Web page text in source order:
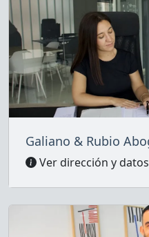
Galiano & Rubio
Ver dirección y